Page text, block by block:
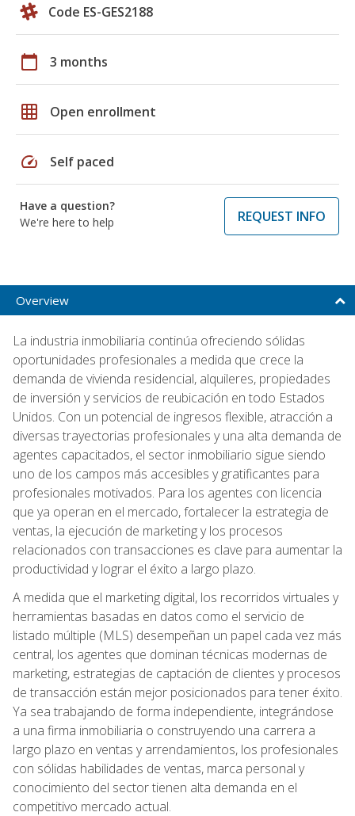
Code ES-GES2188
calendar_today 3 months
grid_on Open enrollment
speed Self paced
Have a question?
We're here to help
REQUEST INFO
Overview
La industria inmobiliaria continúa ofreciendo sólidas
oportunidades profesionales a medida que crece la
demanda de vivienda residencial, alquileres, propiedades
de inversión y servicios de reubicación en todo Estados
Unidos. Con un potencial de ingresos flexible, atracción a
diversas trayectorias profesionales y una alta demanda de
agentes capacitados, el sector inmobiliario sigue siendo
uno de los campos más accesibles y gratificantes para
profesionales motivados. Para los agentes con licencia
que ya operan en el mercado, fortalecer la estrategia de
ventas, la ejecución de marketing y los procesos
relacionados con transacciones es clave para aumentar la
productividad y lograr el éxito a largo plazo.
A medida que el marketing digital, los recorridos virtuales y
herramientas basadas en datos como el servicio de
listado múltiple (MLS) desempeñan un papel cada vez más
central, los agentes que dominan técnicas modernas de
marketing, estrategias de captación de clientes y procesos
de transacción están mejor posicionados para tener éxito.
Ya sea trabajando de forma independiente, integrándose
a una firma inmobiliaria o construyendo una carrera a
largo plazo en ventas y arrendamientos, los profesionales
con sólidas habilidades de ventas, marca personal y
conocimiento del sector tienen alta demanda en el
competitivo mercado actual.